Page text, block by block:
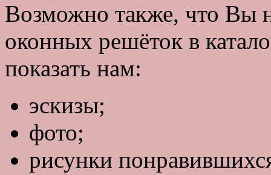
Возможно также, что Вы
оконных решёток в
показать нам:
эскизы;
фото;
рисунки